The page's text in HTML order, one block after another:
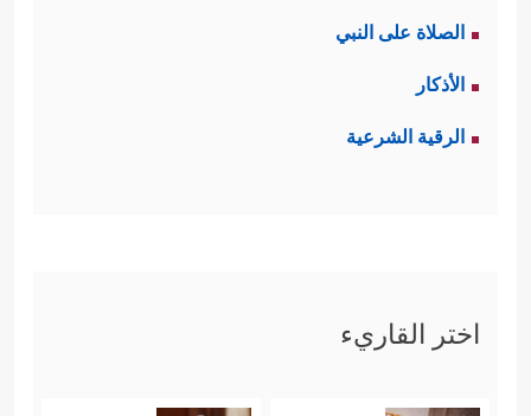
الصلاة على النبي
الأذكار
الرقية الشرعية
اختر القاريء